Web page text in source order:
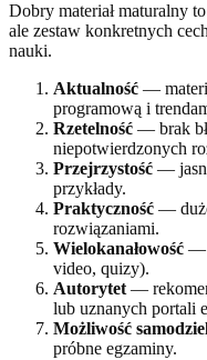
Dobry materiał maturalny
ale zestaw konkretnych
nauki.
Aktualność —
programową i
Rzetelność — brak
niepotwierdzonych
Przejrzystość —
przykłady.
Praktyczność —
rozwiązaniami.
Wielokanałowość —
video, quizy).
Autorytet —
lub uznanych portali
Możliwość
próbne egzaminy.